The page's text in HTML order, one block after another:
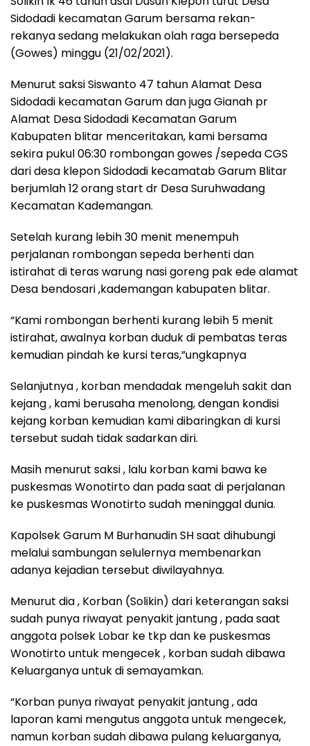
Sidodadi kecamatan Garum bersama rekan-
rekanya sedang melakukan olah raga bersepeda
(Gowes) minggu (21/02/2021).
Menurut saksi Siswanto 47 tahun Alamat Desa
Sidodadi kecamatan Garum dan juga Gianah pr
Alamat Desa Sidodadi Kecamatan Garum
Kabupaten blitar menceritakan, kami bersama
sekira pukul 06:30 rombongan gowes /sepeda CGS
dari desa klepon Sidodadi kecamatab Garum Blitar
berjumlah 12 orang start dr Desa Suruhwadang
Kecamatan Kademangan.
Setelah kurang lebih 30 menit menempuh
perjalanan rombongan sepeda berhenti dan
istirahat di teras warung nasi goreng pak ede alamat
Desa bendosari ,kademangan kabupaten blitar.
“Kami rombongan berhenti kurang lebih 5 menit
istirahat, awalnya korban duduk di pembatas teras
kemudian pindah ke kursi teras,”ungkapnya
Selanjutnya , korban mendadak mengeluh sakit dan
kejang , kami berusaha menolong, dengan kondisi
kejang korban kemudian kami dibaringkan di kursi
tersebut sudah tidak sadarkan diri.
Masih menurut saksi , lalu korban kami bawa ke
puskesmas Wonotirto dan pada saat di perjalanan
ke puskesmas Wonotirto sudah meninggal dunia.
Kapolsek Garum M Burhanudin SH saat dihubungi
melalui sambungan selulernya membenarkan
adanya kejadian tersebut diwilayahnya.
Menurut dia , Korban (Solikin) dari keterangan saksi
sudah punya riwayat penyakit jantung , pada saat
anggota polsek Lobar ke tkp dan ke puskesmas
Wonotirto untuk mengecek , korban sudah dibawa
Keluarganya untuk di semayamkan.
“Korban punya riwayat penyakit jantung , ada
laporan kami mengutus anggota untuk mengecek,
namun korban sudah dibawa pulang keluarganya,